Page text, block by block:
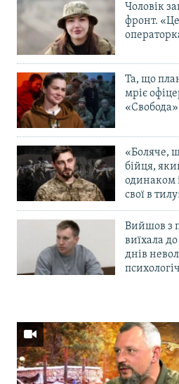
Чоловік
фронт.
Та, що
мріє
«Боляче,
бійця,
одинаком
свої в
Вийшов з
виїхала
днів